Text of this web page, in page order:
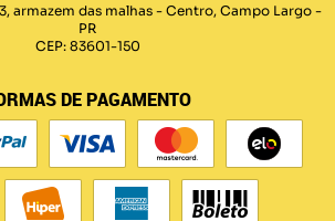
armazem das malhas - Centro, Campo Largo -
PR
CEP: 83601-150
DE PAGAMENTO